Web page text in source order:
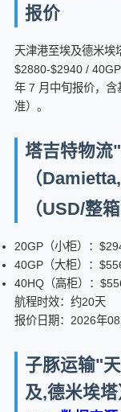
报价
天津港至埃及德米埃
$2880-$2940 /
年 7 月中旬报价，含
准）。
塔吉特物流
（
（USD/整箱
20GP（小柜）：
40GP（大柜）：
40HQ（高柜）：
航程时效：约20天
报价日期：2026年
子豚运输"
及,德米埃